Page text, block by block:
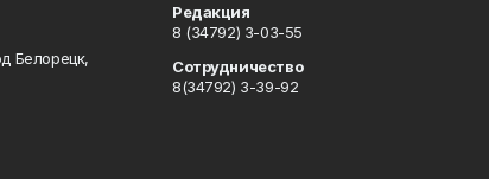
Белорецк,
Редакция
8 (34792) 3-03-55
Сотрудничество
8(34792) 3-39-92